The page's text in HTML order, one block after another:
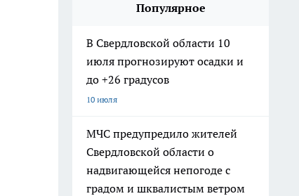
Популярное
В Свердловской области 10
июля прогнозируют осадки и
до +26 градусов
10 июля
МЧС предупредило жителей
Свердловской области о
надвигающейся непогоде с
градом и шквалистым ветром